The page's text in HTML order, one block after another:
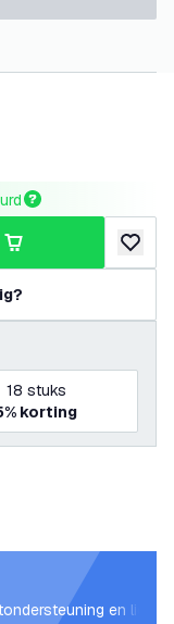
18 stuks
korting
en